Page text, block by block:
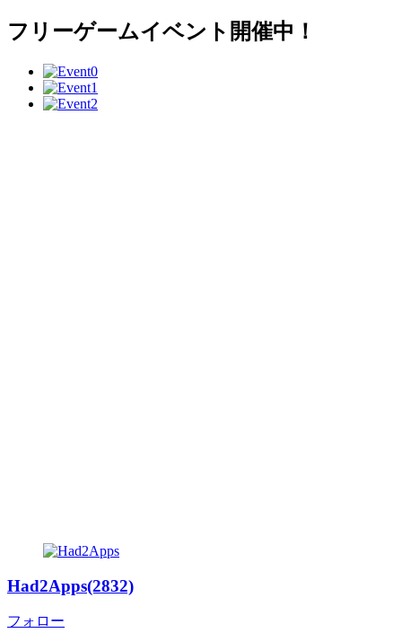
フリーゲームイベント開催中！
Had2Apps(2832)
フォロー